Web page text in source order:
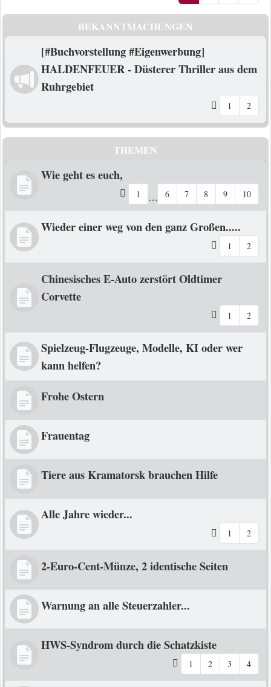
BEKANNTMACHUNGEN
[#Buchvorstellung #Eigenwerbung]
HALDENFEUER - Düsterer Thriller aus dem
Ruhrgebiet
1 2
THEMEN
Wie geht es euch,
1 … 6 7 8 9 10
Wieder einer weg von den ganz Großen.....
1 2
Chinesisches E-Auto zerstört Oldtimer
Corvette
1 2
Spielzeug-Flugzeuge, Modelle, KI oder wer
kann helfen?
Frohe Ostern
Frauentag
Tiere aus Kramatorsk brauchen Hilfe
Alle Jahre wieder...
1 2
2-Euro-Cent-Münze, 2 identische Seiten
Warnung an alle Steuerzahler...
HWS-Syndrom durch die Schatzkiste
1 2 3 4